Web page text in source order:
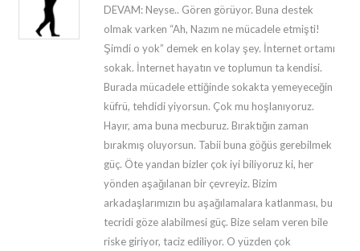
DEVAM: Neyse.. Gören görüyor. Buna destek
olmak varken “Ah, Nazım ne mücadele etmişti!
Şimdi o yok” demek en kolay şey. İnternet ortamı
sokak. İnternet hayatın ve toplumun ta kendisi.
Burada mücadele ettiğinde sokakta yemeyeceğin
küfrü, tehdidi yiyorsun. Çok mu hoşlanıyoruz.
Hayır, ama buna mecburuz. Bıraktığın zaman
bırakmış oluyorsun. Tabii buna göğüs gerebilmek
güç. Öte yandan bizler çok iyi biliyoruz ki, her
yönden aşağılanan bir çevreyiz. Bizim
arkadaşlarımızın bu aşağılamalara katlanması, bu
tecridi göze alabilmesi güç. Bize selam veren bile
riske giriyor, taciz ediliyor. O yüzden çok